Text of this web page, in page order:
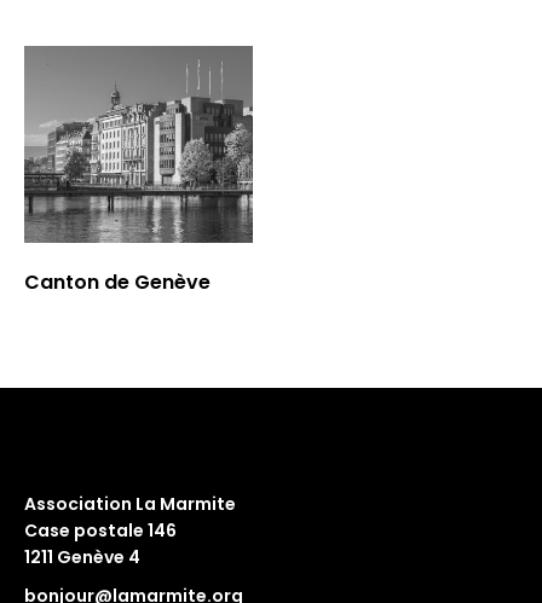
Canton de Genève
Association La Marmite
Case postale 146
1211 Genève 4
bonjour@lamarmite.org